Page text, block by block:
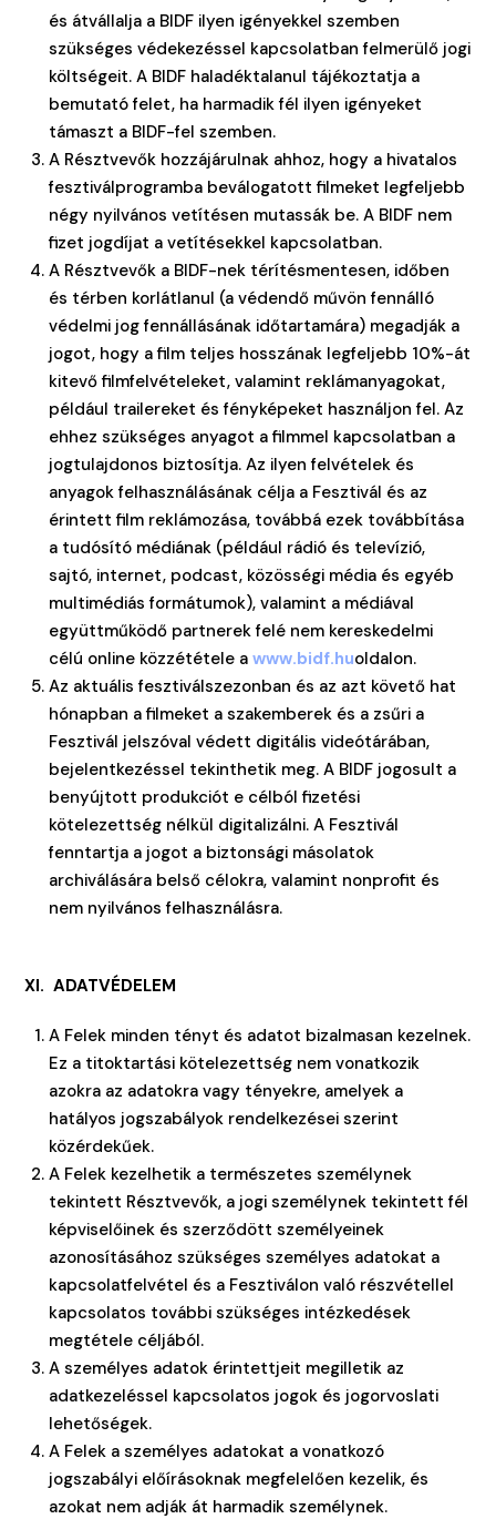
és átvállalja a BIDF ilyen igényekkel szemben
szükséges védekezéssel kapcsolatban felmerülő jogi
költségeit. A BIDF haladéktalanul tájékoztatja a
bemutató felet, ha harmadik fél ilyen igényeket
támaszt a BIDF-fel szemben.
A Résztvevők hozzájárulnak ahhoz, hogy a hivatalos
fesztiválprogramba beválogatott filmeket legfeljebb
négy nyilvános vetítésen mutassák be. A BIDF nem
fizet jogdíjat a vetítésekkel kapcsolatban.
A Résztvevők a BIDF-nek térítésmentesen, időben
és térben korlátlanul (a védendő művön fennálló
védelmi jog fennállásának időtartamára) megadják a
jogot, hogy a film teljes hosszának legfeljebb 10%-át
kitevő filmfelvételeket, valamint reklámanyagokat,
például trailereket és fényképeket használjon fel. Az
ehhez szükséges anyagot a filmmel kapcsolatban a
jogtulajdonos biztosítja. Az ilyen felvételek és
anyagok felhasználásának célja a Fesztivál és az
érintett film reklámozása, továbbá ezek továbbítása
a tudósító médiának (például rádió és televízió,
sajtó, internet, podcast, közösségi média és egyéb
multimédiás formátumok), valamint a médiával
együttműködő partnerek felé nem kereskedelmi
célú online közzététele awww.bidf.huoldalon.
Az aktuális fesztiválszezonban és az azt követő hat
hónapban a filmeket a szakemberek és a zsűri a
Fesztivál jelszóval védett digitális videótárában,
bejelentkezéssel tekinthetik meg. A BIDF jogosult a
benyújtott produkciót e célból fizetési
kötelezettség nélkül digitalizálni. A Fesztivál
fenntartja a jogot a biztonsági másolatok
archiválására belső célokra, valamint nonprofit és
nem nyilvános felhasználásra.
XI. ADATVÉDELEM
A Felek minden tényt és adatot bizalmasan kezelnek.
Ez a titoktartási kötelezettség nem vonatkozik
azokra az adatokra vagy tényekre, amelyek a
hatályos jogszabályok rendelkezései szerint
közérdekűek.
A Felek kezelhetik a természetes személynek
tekintett Résztvevők, a jogi személynek tekintett fél
képviselőinek és szerződött személyeinek
azonosításához szükséges személyes adatokat a
kapcsolatfelvétel és a Fesztiválon való részvétellel
kapcsolatos további szükséges intézkedések
megtétele céljából.
A személyes adatok érintettjeit megilletik az
adatkezeléssel kapcsolatos jogok és jogorvoslati
lehetőségek.
A Felek a személyes adatokat a vonatkozó
jogszabályi előírásoknak megfelelően kezelik, és
azokat nem adják át harmadik személynek.